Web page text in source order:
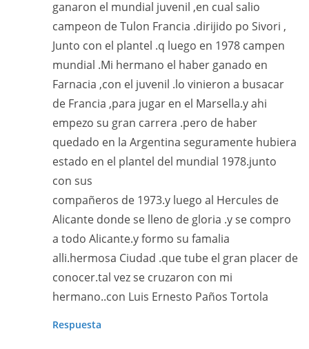
ganaron el mundial juvenil ,en cual salio
campeon de Tulon Francia .dirijido po Sivori ,
Junto con el plantel .q luego en 1978 campen
mundial .Mi hermano el haber ganado en
Farnacia ,con el juvenil .lo vinieron a busacar
de Francia ,para jugar en el Marsella.y ahi
empezo su gran carrera .pero de haber
quedado en la Argentina seguramente hubiera
estado en el plantel del mundial 1978.junto
con sus
compañeros de 1973.y luego al Hercules de
Alicante donde se lleno de gloria .y se compro
a todo Alicante.y formo su famalia
alli.hermosa Ciudad .que tube el gran placer de
conocer.tal vez se cruzaron con mi
hermano..con Luis Ernesto Paños Tortola
Respuesta